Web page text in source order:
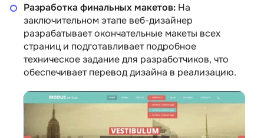
Разработка финальных макетов: На
заключительном этапе веб-дизайнер
разрабатывает окончательные макеты всех
страниц и подготавливает подробное
техническое задание для разработчиков, что
обеспечивает перевод дизайна в реализацию.